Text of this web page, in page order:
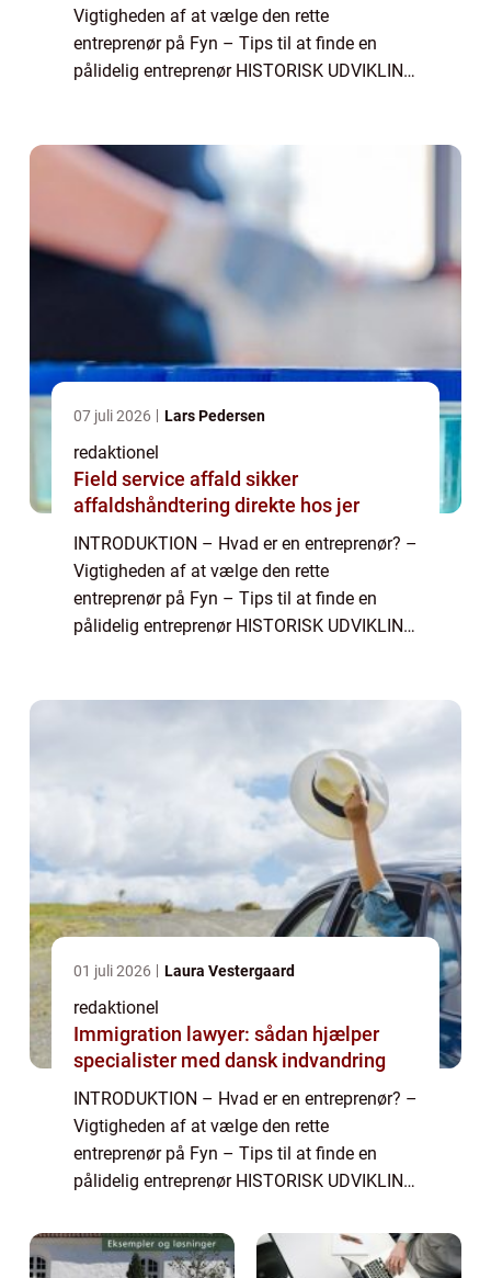
Vigtigheden af at vælge den rette
entreprenør på Fyn – Tips til at finde en
pålidelig entreprenør HISTORISK UDVIKLING
07 juli 2026 Lars Pedersen
redaktionel
Field service affald sikker
affaldshåndtering direkte hos jer
INTRODUKTION – Hvad er en entreprenør? –
Vigtigheden af at vælge den rette
entreprenør på Fyn – Tips til at finde en
pålidelig entreprenør HISTORISK UDVIKLING
01 juli 2026 Laura Vestergaard
redaktionel
Immigration lawyer: sådan hjælper
specialister med dansk indvandring
INTRODUKTION – Hvad er en entreprenør? –
Vigtigheden af at vælge den rette
entreprenør på Fyn – Tips til at finde en
pålidelig entreprenør HISTORISK UDVIKLING
entreprenørvirksomheder på Fyn R...